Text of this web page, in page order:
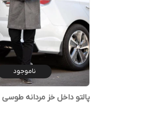
ناموجود
پالتو داخل خز مردانه طوسی